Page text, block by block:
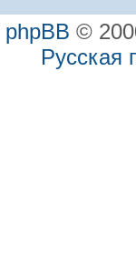
phpBB ©
Русская